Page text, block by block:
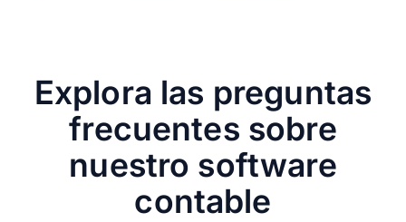
Explora las preguntas
frecuentes sobre
nuestro software
contable